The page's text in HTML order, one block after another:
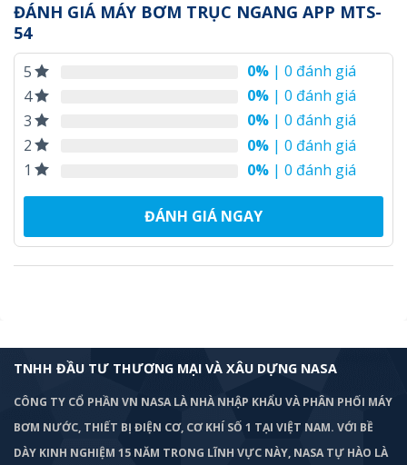
ĐÁNH GIÁ MÁY BƠM TRỤC NGANG APP MTS-
54
5 0% | 0 đánh giá
4
0% | 0 đánh giá
3
0% | 0 đánh giá
2
0% | 0 đánh giá
1
0% | 0 đánh giá
ĐÁNH GIÁ NGAY
TNHH ĐẦU TƯ THƯƠNG MẠI VÀ XÂU DỰNG NASA
CÔNG TY CỔ PHẦN VN NASA LÀ NHÀ NHẬP KHẨU VÀ PHÂN PHỐI MÁY
BƠM NƯỚC, THIẾT BỊ ĐIỆN CƠ, CƠ KHÍ SỐ 1 TẠI VIỆT NAM. VỚI BỀ
DÀY KINH NGHIỆM 15 NĂM TRONG LĨNH VỰC NÀY, NASA TỰ HÀO LÀ